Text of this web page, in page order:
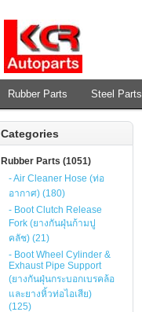
Rubber Parts Steel Parts
Categories
Rubber Parts (1051)
- Air Cleaner Hose (ท่อ
อากาศ) (180)
- Boot Clutch Release
Fork (ยางกันฝุ่นก้ามปู
คลัช) (21)
- Boot Wheel Cylinder &
Exhaust Pipe Support
(ยางกันฝุ่นกระบอกเบรคล้อ
และยางหิ้วท่อไอเสีย)
(125)